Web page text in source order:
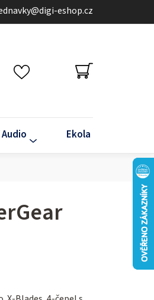
@digi-eshop.cz
NÁKUPNÍ
KOŠÍK
Audio Ekola